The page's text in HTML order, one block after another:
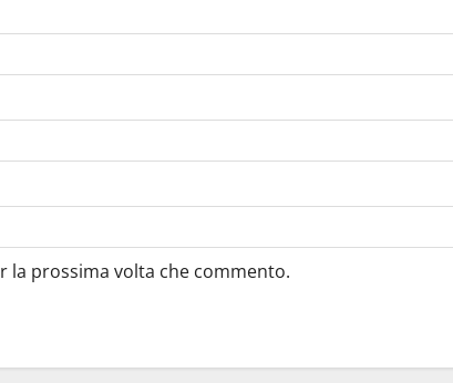
la prossima volta che commento.